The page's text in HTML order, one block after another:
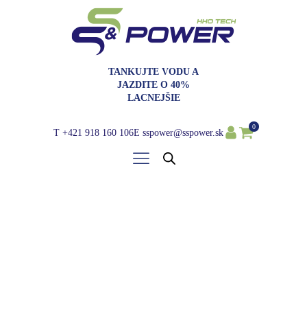
TANKUJTE VODU A
JAZDITE O 40%
LACNEJŠIE
T +421 918 160 106E sspower@sspower.sk
0